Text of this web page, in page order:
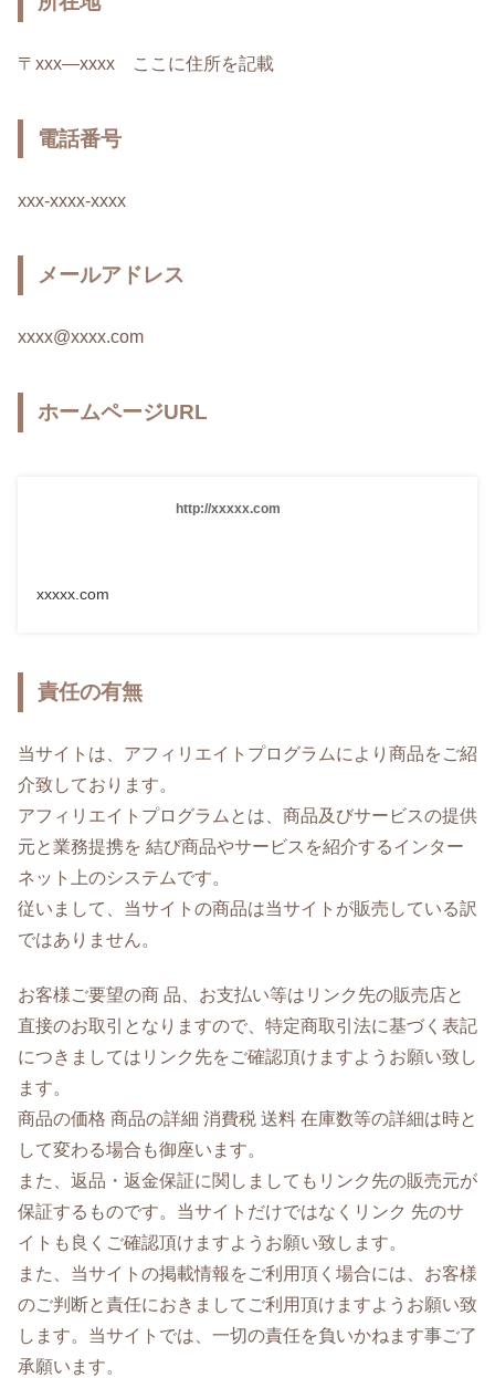
〒xxx―xxxx ここに住所を記載
電話番号
xxx-xxxx-xxxx
メールアドレス
xxxx@xxxx.com
ホームページURL
http://xxxxx.com
xxxxx.com
責任の有無
当サイトは、アフィリエイトプログラムにより商品をご紹
介致しております。
アフィリエイトプログラムとは、商品及びサービスの提供
元と業務提携を 結び商品やサービスを紹介するインター
ネット上のシステムです。
従いまして、当サイトの商品は当サイトが販売している訳
ではありません。
お客様ご要望の商 品、お支払い等はリンク先の販売店と
直接のお取引となりますので、特定商取引法に基づく表記
につきましてはリンク先をご確認頂けますようお願い致し
ます。
商品の価格 商品の詳細 消費税 送料 在庫数等の詳細は時と
して変わる場合も御座います。
また、返品・返金保証に関しましてもリンク先の販売元が
保証するものです。当サイトだけではなくリンク 先のサ
イトも良くご確認頂けますようお願い致します。
また、当サイトの掲載情報をご利用頂く場合には、お客様
のご判断と責任におきましてご利用頂けますようお願い致
します。当サイトでは、一切の責任を負いかねます事ご了
承願います。